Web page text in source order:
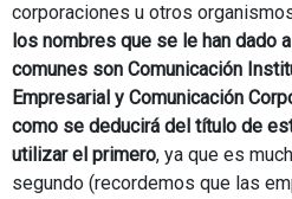
corporaciones u otros
los nombres que se le han dado
comunes son Comunicación
Empresarial y Comunicación
como se deducirá del título de
utilizar el primero, ya que es
segundo (recordemos que las